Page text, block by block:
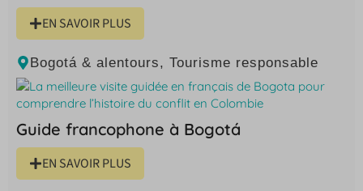
EN SAVOIR PLUS
Bogotá & alentours, Tourisme responsable
Guide francophone à Bogotá
EN SAVOIR PLUS